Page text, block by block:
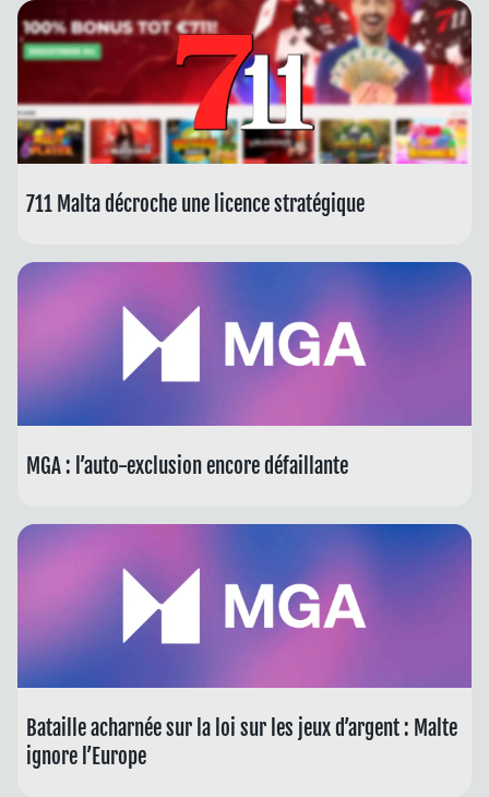
711 Malta décroche une licence stratégique
MGA : l’auto-exclusion encore défaillante
Bataille acharnée sur la loi sur les jeux d’argent : Malte
ignore l’Europe